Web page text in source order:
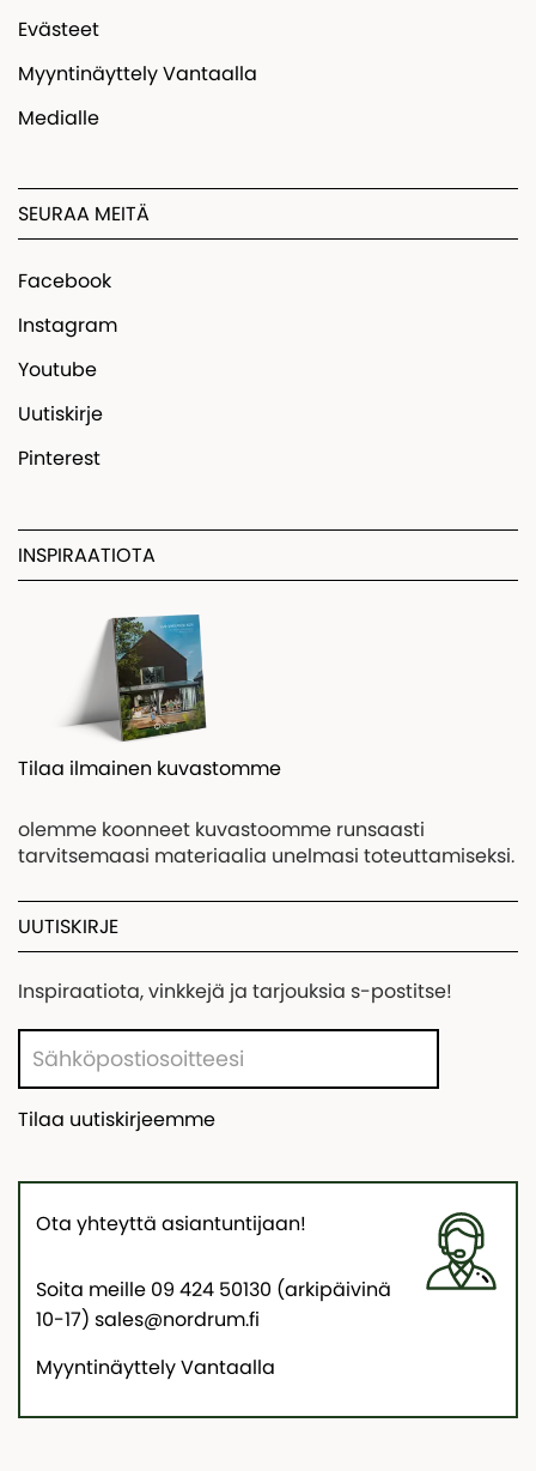
Evästeet
Myyntinäyttely Vantaalla
Medialle
SEURAA MEITÄ
Facebook
Instagram
Youtube
Uutiskirje
Pinterest
INSPIRAATIOTA
Tilaa ilmainen kuvastomme
olemme koonneet kuvastoomme runsaasti
tarvitsemaasi materiaalia unelmasi toteuttamiseksi.
UUTISKIRJE
Inspiraatiota, vinkkejä ja tarjouksia s-postitse!
Tilaa uutiskirjeemme
Ota yhteyttä asiantuntijaan!
Soita meille 09 424 50130 (arkipäivinä
10-17) sales@nordrum.fi
Myyntinäyttely Vantaalla